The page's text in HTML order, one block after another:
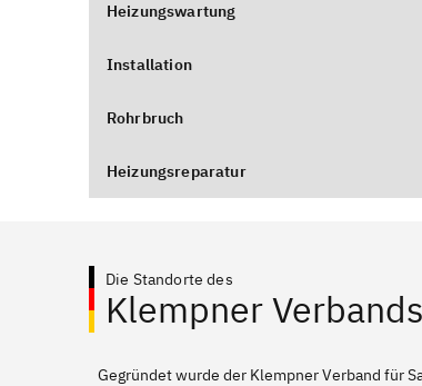
Heizungswartung
Installation
Rohrbruch
Heizungsreparatur
Die Standorte des
Klempner Verbands
Gegründet wurde der Klempner Verband für